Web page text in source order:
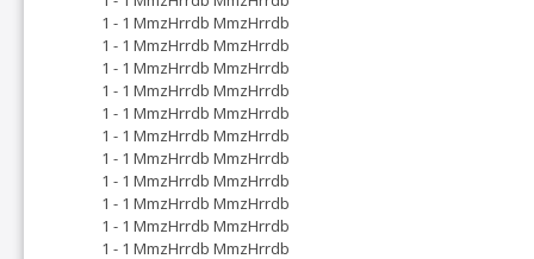
1 - 1 MmzHrrdb MmzHrrdb
1 - 1 MmzHrrdb MmzHrrdb
1 - 1 MmzHrrdb MmzHrrdb
1 - 1 MmzHrrdb MmzHrrdb
1 - 1 MmzHrrdb MmzHrrdb
1 - 1 MmzHrrdb MmzHrrdb
1 - 1 MmzHrrdb MmzHrrdb
1 - 1 MmzHrrdb MmzHrrdb
1 - 1 MmzHrrdb MmzHrrdb
1 - 1 MmzHrrdb MmzHrrdb
1 - 1 MmzHrrdb MmzHrrdb